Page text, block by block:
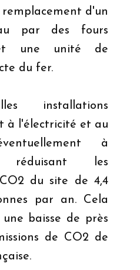
d'un
par des fours
et une unité de
du fer.
installations
à l'électricité et au
à
réduisant les
du site de 4,4
par an. Cela
baisse de près
de CO2 de